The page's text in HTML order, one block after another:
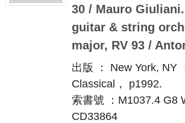
30 / Mauro
guitar & string
major, RV 93 /
出版 ： New York, NY
Classical， p1992.
索書號 ：M1037.4 G8
CD33864